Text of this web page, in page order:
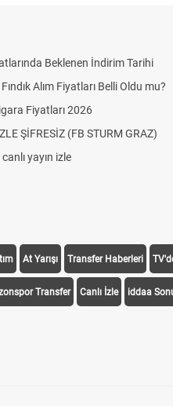
Beklenen İndirim Tarihi
Alım Fiyatları Belli Oldu mu?
Fiyatları 2026
ŞİFRESİZ (FB STURM GRAZ)
yayın izle
At Yarışı Transfer Haberleri
Transfer Canlı İzle iddaa